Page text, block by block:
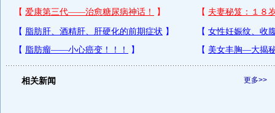
更多>>
相关新闻